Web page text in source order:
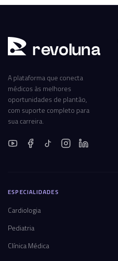
revoluna
A plataforma que conecta
médicos às melhores
oportunidades de plantão,
com suporte completo para
sua carreira.
ESPECIALIDADES
Cardiologia
Pediatria
Clínica Médica